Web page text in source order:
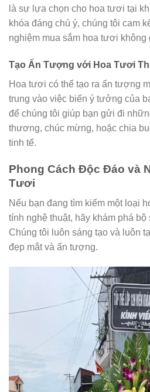
là sự lựa chọn cho hoa tươi tại
khóa đáng chú ý, chúng tôi cam
nghiệm mua sắm hoa tươi không
Tạo Ấn Tượng với Hoa Tươi
Hoa tươi có thể tạo ra ấn tượng
trung vào việc biến ý tưởng của
để chúng tôi giúp bạn gửi đi
thương, chúc mừng, hoặc chia
tinh tế.
Phong Cách Độc Đáo và
Tươi
Nếu bạn đang tìm kiếm một loại
tính nghệ thuật, hãy khám phá
Chúng tôi luôn sáng tạo và luôn
đẹp mắt và ấn tượng.